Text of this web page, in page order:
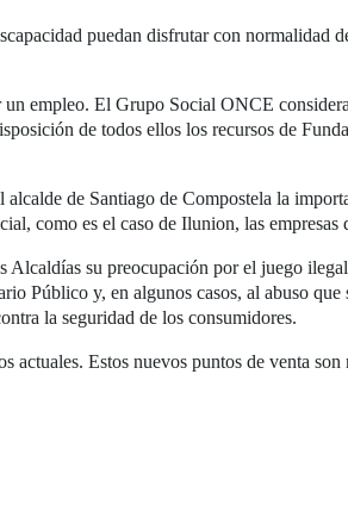
puedan disfrutar con normalidad
un empleo. El Grupo Social ONCE
de todos ellos los recursos de
de Santiago de Compostela la
como es el caso de Ilunion, las
Alcaldías su preocupación por el juego
Público y, en algunos casos, al abuso que
la seguridad de los consumidores.
Estos nuevos puntos de venta